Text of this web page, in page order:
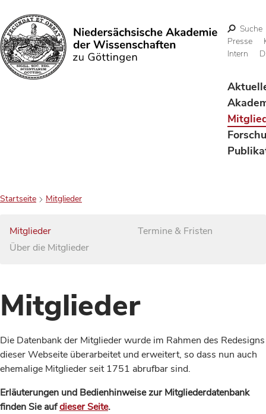
Suchen
Suche
Presse
Intern
Startseite Mitglieder
Mitglieder
Über die Mitglieder
Termine & Fristen
Mitglieder
Die Datenbank der Mitglieder wurde im Rahmen des Redesigns
dieser Webseite überarbeitet und erweitert, so dass nun auch
ehemalige Mitglieder seit 1751 abrufbar sind.
Erläuterungen und Bedienhinweise zur Mitgliederdatenbank
finden Sie aufdieser Seite.